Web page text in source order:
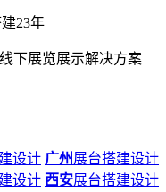
23年
下展览展示解决方案
设计 广州展台搭建设计
设计 西安展台搭建设计